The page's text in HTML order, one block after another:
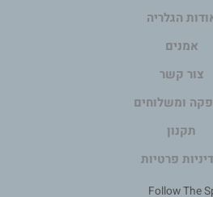
הגלריה
אמנים
צור קשר
ומשלוחים
תקנון
פרטיות